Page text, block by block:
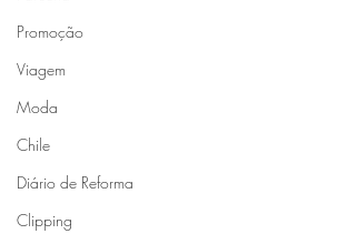
Promoção
Viagem
Moda
Chile
Diário de Reforma
Clipping